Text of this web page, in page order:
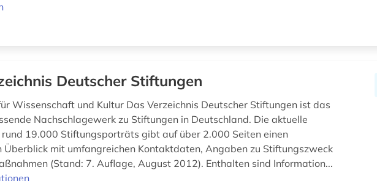
Deutscher Stiftungen
Wissenschaft und Kultur Das Verzeichnis Deutscher Stiftungen ist das
Nachschlagewerk zu Stiftungen in Deutschland. Die aktuelle
19.000 Stiftungsporträts gibt auf über 2.000 Seiten einen
Überblick mit umfangreichen Kontaktdaten, Angaben zu Stiftungszweck
(Stand: 7. Auflage, August 2012). Enthalten sind Information...